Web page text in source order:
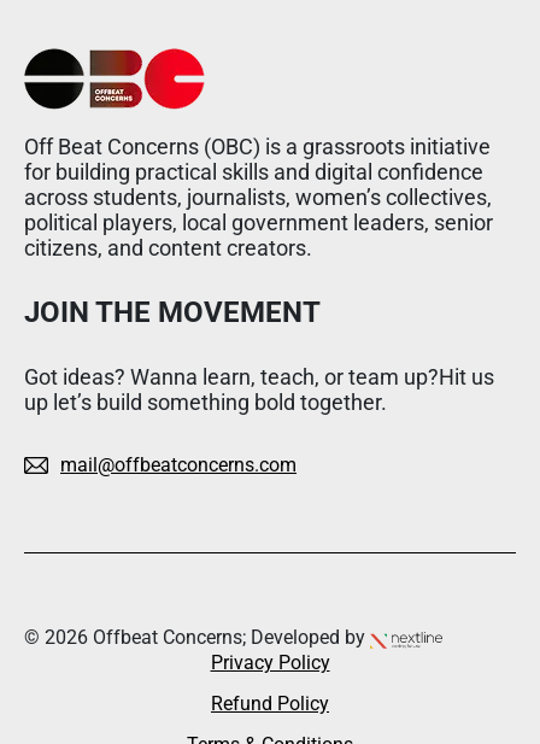
Off Beat Concerns (OBC) is a grassroots initiative
for building practical skills and digital confidence
across students, journalists, women’s collectives,
political players, local government leaders, senior
citizens, and content creators.
JOIN THE MOVEMENT
Got ideas? Wanna learn, teach, or team up?Hit us
up let’s build something bold together.
mail@offbeatconcerns.com
© 2026 Offbeat Concerns; Developed by
Privacy Policy
Refund Policy